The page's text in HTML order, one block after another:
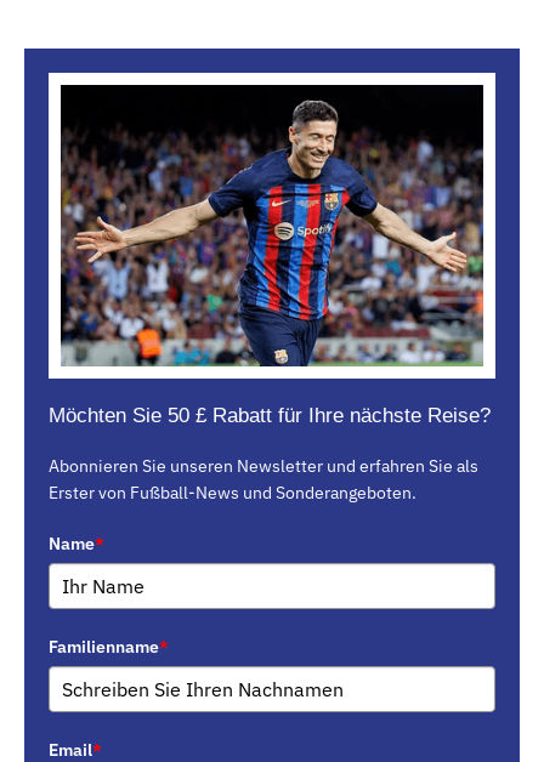
Möchten Sie 50 £ Rabatt für Ihre nächste Reise?
Abonnieren Sie unseren Newsletter und erfahren Sie als
Erster von Fußball-News und Sonderangeboten.
Name*
Familienname*
Email*